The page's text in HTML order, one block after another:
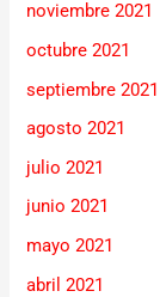
noviembre 2021
octubre 2021
septiembre 2021
agosto 2021
julio 2021
junio 2021
mayo 2021
abril 2021